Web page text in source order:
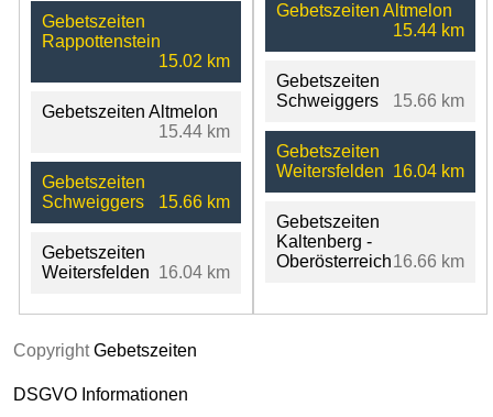
Gebetszeiten
Rappottenstein
15.02 km
Gebetszeiten Altmelon
15.44 km
Gebetszeiten
Schweiggers
15.66 km
Gebetszeiten
Weitersfelden 16.04 km
Gebetszeiten Altmelon
15.44 km
Gebetszeiten
Schweiggers
15.66 km
Gebetszeiten
Weitersfelden 16.04 km
Gebetszeiten
Kaltenberg -
Oberösterreich16.66 km
CopyrightGebetszeiten
DSGVO Informationen